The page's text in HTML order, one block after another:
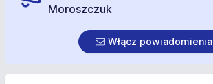
Moroszczuk
Włącz powiadomienia